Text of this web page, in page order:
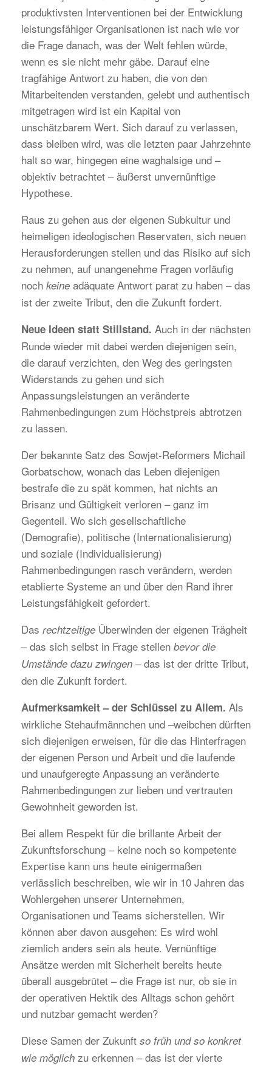
produktivsten Interventionen bei der Entwicklung
leistungsfähiger Organisationen ist nach wie vor
die Frage danach, was der Welt fehlen würde,
wenn es sie nicht mehr gäbe. Darauf eine
tragfähige Antwort zu haben, die von den
Mitarbeitenden verstanden, gelebt und authentisch
mitgetragen wird ist ein Kapital von
unschätzbarem Wert. Sich darauf zu verlassen,
dass bleiben wird, was die letzten paar Jahrzehnte
halt so war, hingegen eine waghalsige und –
objektiv betrachtet – äußerst unvernünftige
Hypothese.
Raus zu gehen aus der eigenen Subkultur und
heimeligen ideologischen Reservaten, sich neuen
Herausforderungen stellen und das Risiko auf sich
zu nehmen, auf unangenehme Fragen vorläufig
noch keine adäquate Antwort parat zu haben – das
ist der zweite Tribut, den die Zukunft fordert.
Neue Ideen statt Stillstand. Auch in der nächsten
Runde wieder mit dabei werden diejenigen sein,
die darauf verzichten, den Weg des geringsten
Widerstands zu gehen und sich
Anpassungsleistungen an veränderte
Rahmenbedingungen zum Höchstpreis abtrotzen
zu lassen.
Der bekannte Satz des Sowjet-Reformers Michail
Gorbatschow, wonach das Leben diejenigen
bestrafe die zu spät kommen, hat nichts an
Brisanz und Gültigkeit verloren – ganz im
Gegenteil. Wo sich gesellschaftliche
(Demografie), politische (Internationalisierung)
und soziale (Individualisierung)
Rahmenbedingungen rasch verändern, werden
etablierte Systeme an und über den Rand ihrer
Leistungsfähigkeit gefordert.
Das rechtzeitige Überwinden der eigenen Trägheit
– das sich selbst in Frage stellen bevor die
Umstände dazu zwingen – das ist der dritte Tribut,
den die Zukunft fordert.
Aufmerksamkeit – der Schlüssel zu Allem. Als
wirkliche Stehaufmännchen und –weibchen dürften
sich diejenigen erweisen, für die das Hinterfragen
der eigenen Person und Arbeit und die laufende
und unaufgeregte Anpassung an veränderte
Rahmenbedingungen zur lieben und vertrauten
Gewohnheit geworden ist.
Bei allem Respekt für die brillante Arbeit der
Zukunftsforschung – keine noch so kompetente
Expertise kann uns heute einigermaßen
verlässlich beschreiben, wie wir in 10 Jahren das
Wohlergehen unserer Unternehmen,
Organisationen und Teams sicherstellen. Wir
können aber davon ausgehen: Es wird wohl
ziemlich anders sein als heute. Vernünftige
Ansätze werden mit Sicherheit bereits heute
überall ausgebrütet – die Frage ist nur, ob sie in
der operativen Hektik des Alltags schon gehört
und nutzbar gemacht werden?
Diese Samen der Zukunft so früh und so konkret
wie möglich zu erkennen – das ist der vierte